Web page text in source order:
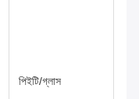
পিইটি/গ্লাস